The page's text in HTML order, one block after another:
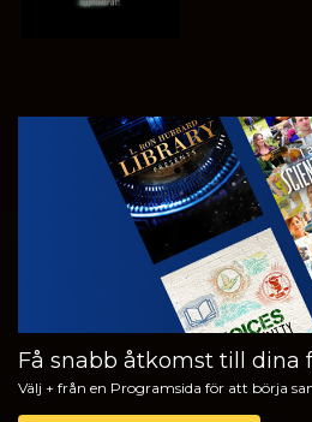
TITTA
Få snabb åtkomst till dina
Välj + från en Programsida för att börja